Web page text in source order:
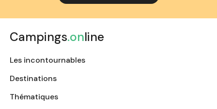
Campings.online
Les incontournables
Destinations
Thématiques